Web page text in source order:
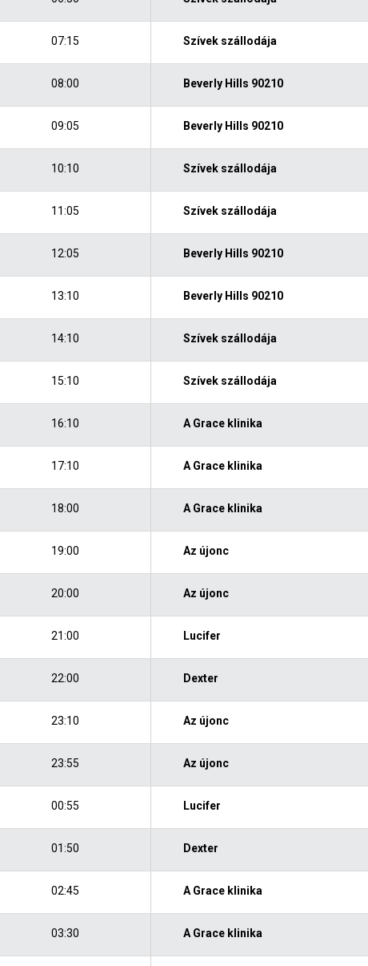
07:15 Szívek szállodája
08:00 Beverly Hills 90210
09:05 Beverly Hills 90210
10:10 Szívek szállodája
11:05 Szívek szállodája
12:05 Beverly Hills 90210
13:10 Beverly Hills 90210
14:10 Szívek szállodája
15:10 Szívek szállodája
16:10 A Grace klinika
17:10 A Grace klinika
18:00 A Grace klinika
19:00 Az újonc
20:00 Az újonc
21:00 Lucifer
22:00 Dexter
23:10 Az újonc
23:55 Az újonc
00:55 Lucifer
01:50 Dexter
02:45 A Grace klinika
03:30 A Grace klinika